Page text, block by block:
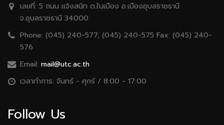
เลขที่: 5 ถนน เเจ้งสนิท ต.ในเมือง อ.เมืองอุบลราชธานี
จ.อุบลราชธานี 34000
Phone: (045) 240-577, (045) 240-575 Fax: (045) 240-
576
Email: mail@utc.ac.th
เวลาทำการ: จันทร์ - ศุกร์ / 8:00 - 17:00
Follow Us